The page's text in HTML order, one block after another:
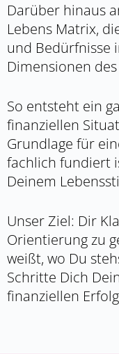
Darüber hinaus
Lebens Matrix,
und Bedürfnisse
Dimensionen
So entsteht ein
finanziellen
Grundlage für
fachlich fundiert
Deinem
Unser Ziel: Dir
Orientierung zu
weißt, wo Du
Schritte Dich
finanziellen